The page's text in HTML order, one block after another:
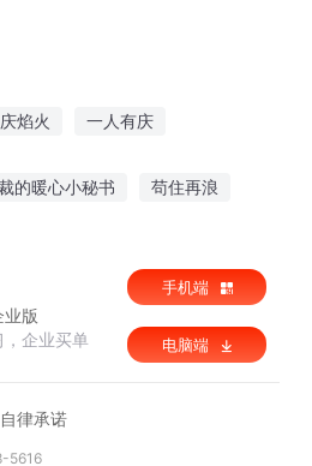
焰火 一人有庆
的暖心小秘书 苟住再浪
业版
，企业买单
手机端
电脑端
自律承诺
5616